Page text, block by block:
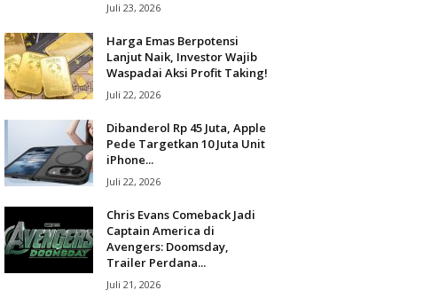
Juli 23, 2026
Harga Emas Berpotensi
Lanjut Naik, Investor Wajib
Waspadai Aksi Profit Taking!
Juli 22, 2026
Dibanderol Rp 45 Juta, Apple
Pede Targetkan 10 Juta Unit
iPhone...
Juli 22, 2026
Chris Evans Comeback Jadi
Captain America di
Avengers: Doomsday,
Trailer Perdana...
Juli 21, 2026